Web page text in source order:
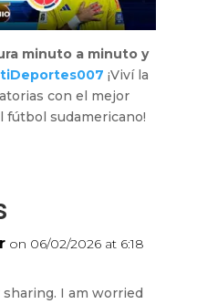
minuto a minuto y
¡Viví la
con el mejor
fútbol sudamericano!
on 06/02/2026 at 6:18
I am worried